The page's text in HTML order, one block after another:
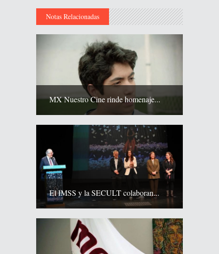
Notas Relacionadas
MX Nuestro Cine rinde homenaje...
El IMSS y la SECULT colaboran...